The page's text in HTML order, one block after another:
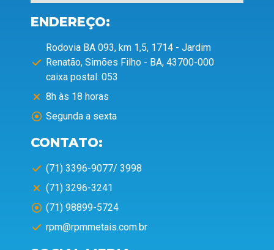
ENDEREÇO:
Rodovia BA 093, km 1,5, 1714 - Jardim
Renatão, Simões Filho - BA, 43700-000
caixa postal: 053
8h às 18 horas
Segunda a sexta
CONTATO:
(71) 3396-9077/ 3998
(71) 3296-3241
(71) 98899-5724
rpm@rpmmetais.com.br